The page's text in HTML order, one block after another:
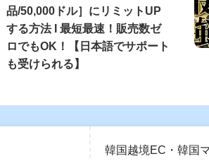
品/50,000ドル］にリミットUP
する方法 Ι 最短最速！販売数ゼ
ロでもOK！【日本語でサポート
も受けられる】
韓国越境EC・韓国